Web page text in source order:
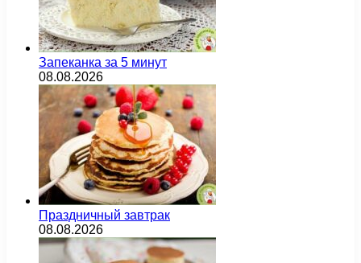
Запеканка за 5 минут
08.08.2026
Праздничный завтрак
08.08.2026